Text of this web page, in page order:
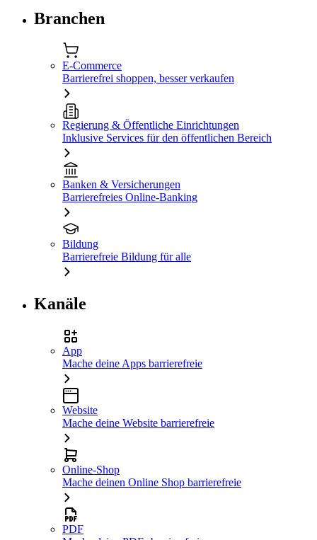
Branchen
E-Commerce
Barrierefrei shoppen, besser verkaufen
Regierung & Öffentliche Einrichtungen
Inklusive Services für den öffentlichen Bereich
Banken & Versicherungen
Barrierefreies Online-Banking
Bildung
Barrierefreie Bildung für alle
Kanäle
App
Mache deine Apps barrierefreie
Website
Mache deine Website barrierefreie
Online-Shop
Mache deinen Online Shop barrierefreie
PDF